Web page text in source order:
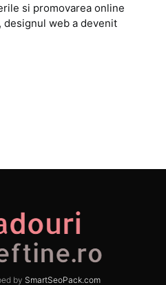
si promovarea online
web a devenit
by SmartSeoPack.com